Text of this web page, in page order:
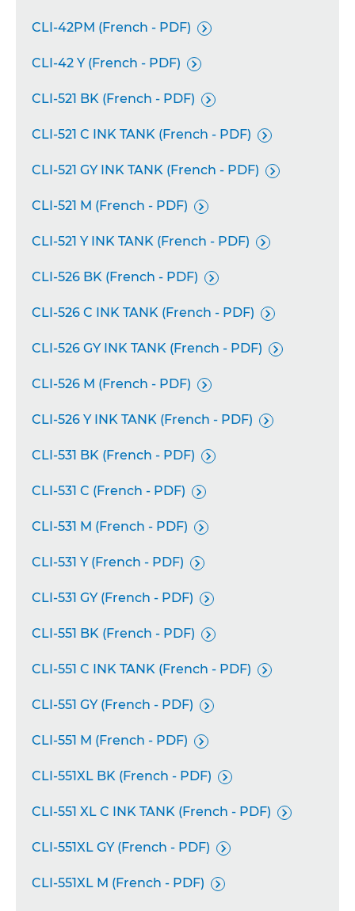
CLI-42PM (French - PDF) 
CLI-42 Y (French - PDF) 
CLI-521 BK (French - PDF) 
CLI-521 C INK TANK (French - PDF) 
CLI-521 GY INK TANK (French - PDF) 
CLI-521 M (French - PDF) 
CLI-521 Y INK TANK (French - PDF) 
CLI-526 BK (French - PDF) 
CLI-526 C INK TANK (French - PDF) 
CLI-526 GY INK TANK (French - PDF) 
CLI-526 M (French - PDF) 
CLI-526 Y INK TANK (French - PDF) 
CLI-531 BK (French - PDF) 
CLI-531 C (French - PDF) 
CLI-531 M (French - PDF) 
CLI-531 Y (French - PDF) 
CLI-531 GY (French - PDF) 
CLI-551 BK (French - PDF) 
CLI-551 C INK TANK (French - PDF) 
CLI-551 GY (French - PDF) 
CLI-551 M (French - PDF) 
CLI-551XL BK (French - PDF) 
CLI-551 XL C INK TANK (French - PDF) 
CLI-551XL GY (French - PDF) 
CLI-551XL M (French - PDF) 